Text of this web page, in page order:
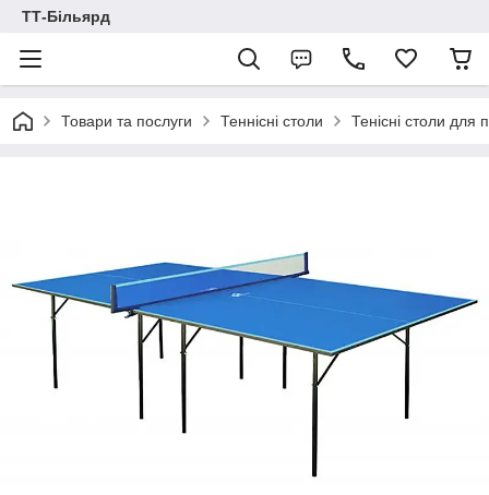
ТТ-Більярд
Товари та послуги Теннісні столи Тенісні столи для